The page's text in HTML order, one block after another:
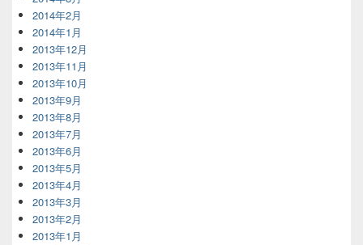
2014年2月
2014年1月
2013年12月
2013年11月
2013年10月
2013年9月
2013年8月
2013年7月
2013年6月
2013年5月
2013年4月
2013年3月
2013年2月
2013年1月